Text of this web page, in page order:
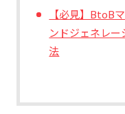
【必見】BtoB
ンドジェネレ
法